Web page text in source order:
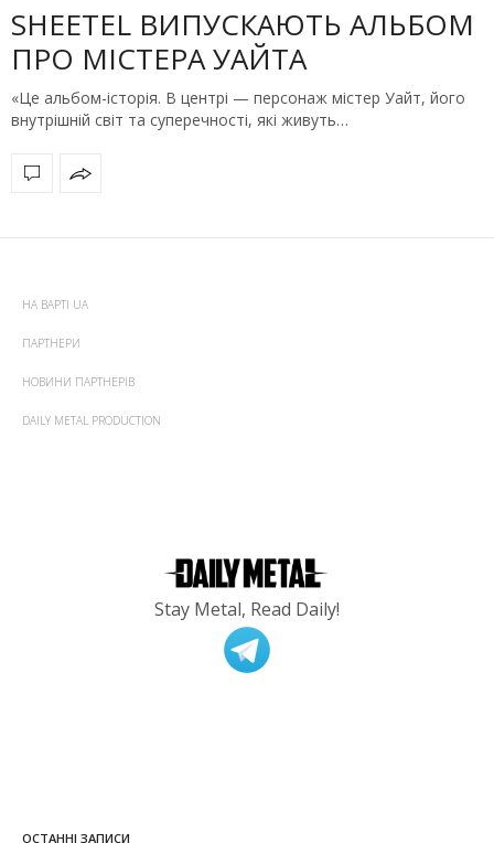
SHEETEL ВИПУСКАЮТЬ АЛЬБОМ
ПРО МІСТЕРА УАЙТА
«Це альбом-історія. В центрі — персонаж містер Уайт, його
внутрішній світ та суперечності, які живуть…
НА ВАРТІ UA
ПАРТНЕРИ
НОВИНИ ПАРТНЕРІВ
DAILY METAL PRODUCTION
Stay Metal, Read Daily!
ОСТАННІ ЗАПИСИ